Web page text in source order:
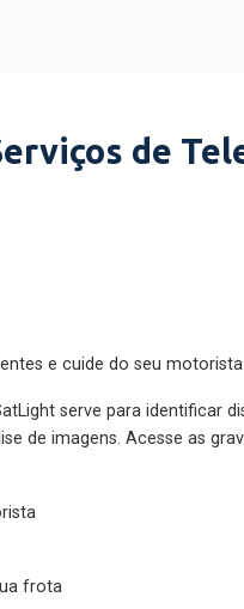
de
e cuide do seu
serve para identificar
de imagens. Acesse as
frota